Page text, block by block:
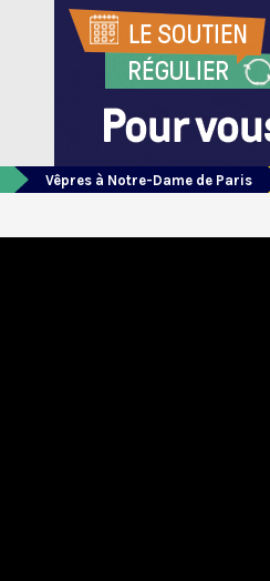
Vêpres à Notre-Dame de Paris